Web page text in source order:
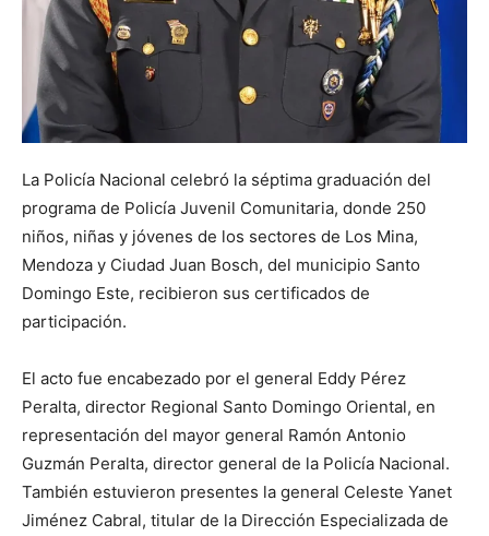
La Policía Nacional celebró la séptima graduación del
programa de Policía Juvenil Comunitaria, donde 250
niños, niñas y jóvenes de los sectores de Los Mina,
Mendoza y Ciudad Juan Bosch, del municipio Santo
Domingo Este, recibieron sus certificados de
participación.
El acto fue encabezado por el general Eddy Pérez
Peralta, director Regional Santo Domingo Oriental, en
representación del mayor general Ramón Antonio
Guzmán Peralta, director general de la Policía Nacional.
También estuvieron presentes la general Celeste Yanet
Jiménez Cabral, titular de la Dirección Especializada de